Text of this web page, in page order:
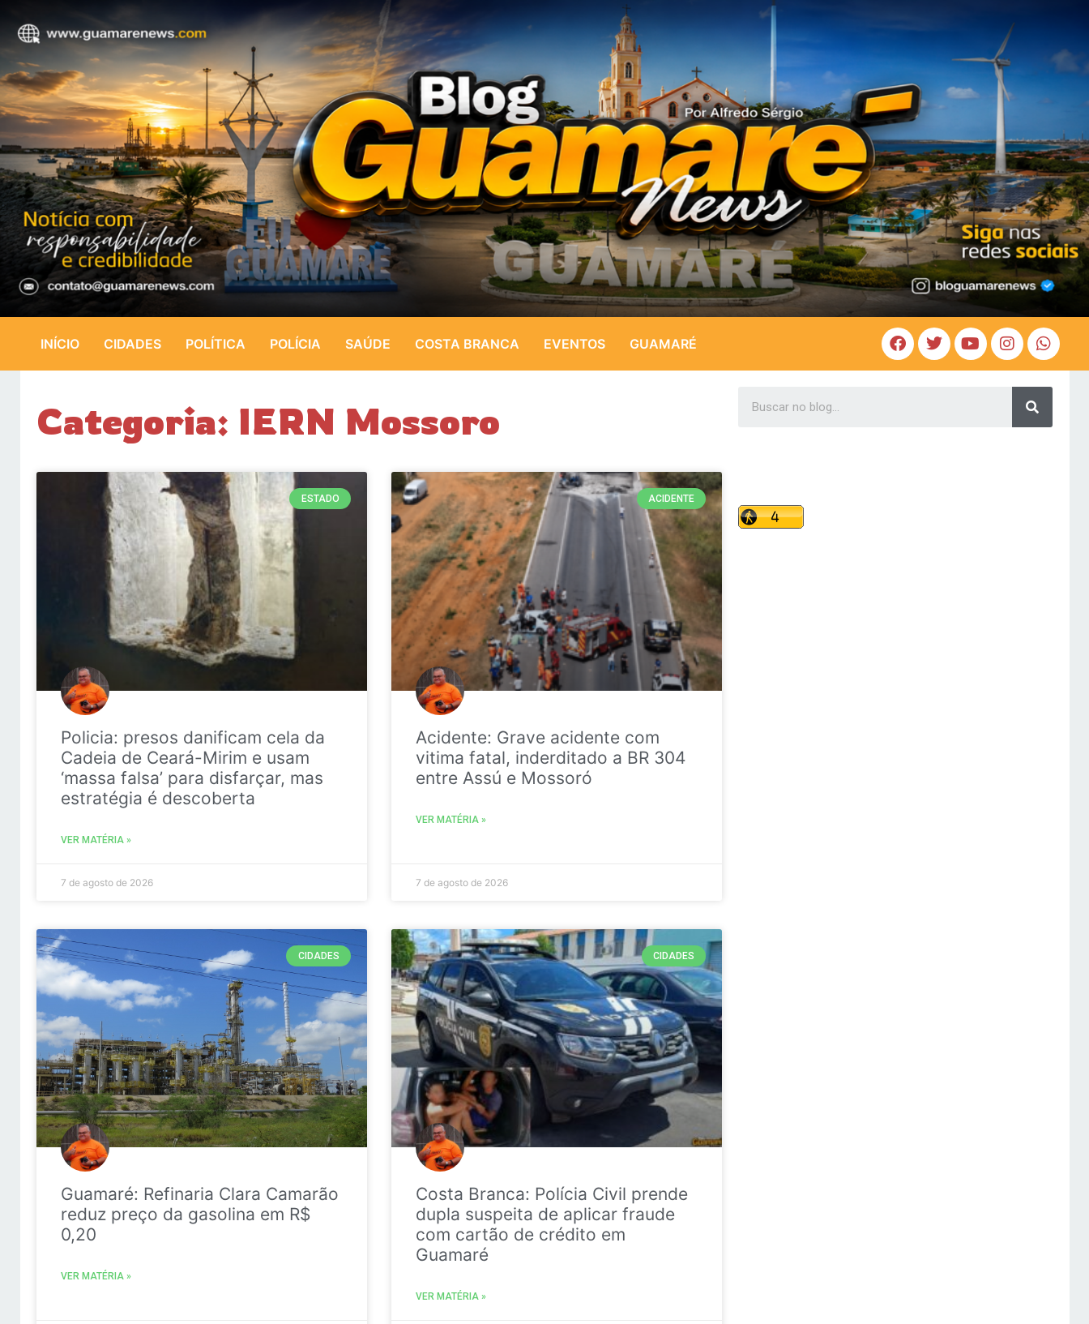
INÍCIO CIDADES POLÍTICA POLÍCIA SAÚDE COSTA BRANCA EVENTOS GUAMARÉ
Categoria: IERN Mossoro
ESTADO
Policia: presos danificam cela da
Cadeia de Ceará-Mirim e usam
‘massa falsa’ para disfarçar, mas
estratégia é descoberta
VER MATÉRIA »
7 de agosto de 2026
ACIDENTE
Acidente: Grave acidente com
vitima fatal, inderditado a BR 304
entre Assú e Mossoró
VER MATÉRIA »
7 de agosto de 2026
CIDADES
Guamaré: Refinaria Clara Camarão
reduz preço da gasolina em R$
0,20
VER MATÉRIA »
CIDADES
Costa Branca: Polícia Civil prende
dupla suspeita de aplicar fraude
com cartão de crédito em
Guamaré
VER MATÉRIA »